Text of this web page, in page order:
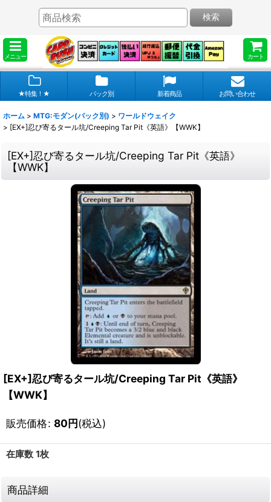
メニュー カート
検索
★特集！★ パック別 新着商品 お問い合わせ
ホーム > MTG:モダン(パック別) > ワールドウェイク
> [EX+]忍び寄るタール坑/Creeping Tar Pit《英語》【WWK】
[EX+]忍び寄るタール坑/Creeping Tar Pit《英語》
【WWK】
[EX+]忍び寄るタール坑/Creeping Tar Pit《英語》
【WWK】
販売価格: 80円(税込)
在庫数 1枚
商品詳細